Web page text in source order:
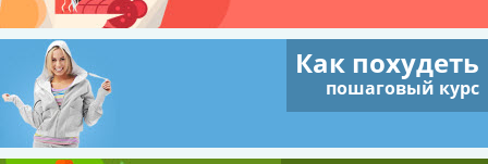
Как похудеть
пошаговый курс